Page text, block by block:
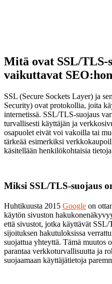
Mitä ovat SSL/TLS-
vaikuttavat
SSL (Secure Sockets Layer) ja
Security) ovat protokollia, joita
internetissä. SSL/TLS-suojaus
turvallisesti käyttäjän ja
osapuolet eivät voi vakoilla tai
tärkeää esimerkiksi
käsitellään henkilökohtaisia
Miksi SSL/TLS-suojaus
Huhtikuusta 2015 Google on
käytön sivuston
että sivustot, jotka käyttävät SSL/
sijoituksen hakutuloksissa
suojattua yhteyttä. Tämä muutos
parantaa verkkoturvallisuutta ja
suojaamaan käyttäjätietoja